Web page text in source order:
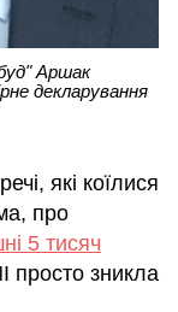
Аршак
декларування
які коїлися
про
5 тисяч
просто зникла